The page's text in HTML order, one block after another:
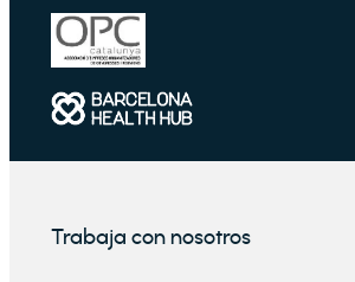
Trabaja con nosotros